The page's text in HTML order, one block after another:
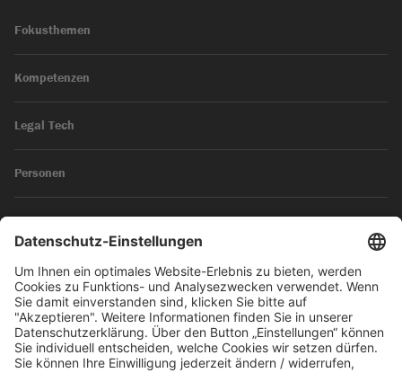
Fokusthemen
Kompetenzen
Legal Tech
Personen
News